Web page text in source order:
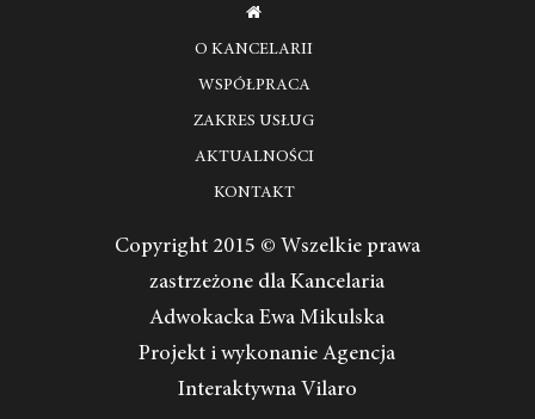
O KANCELARII
WSPÓŁPRACA
ZAKRES USŁUG
AKTUALNOŚCI
KONTAKT
Copyright 2015 © Wszelkie prawa
zastrzeżone dla Kancelaria
Adwokacka Ewa Mikulska
Projekt i wykonanie Agencja
Interaktywna Vilaro